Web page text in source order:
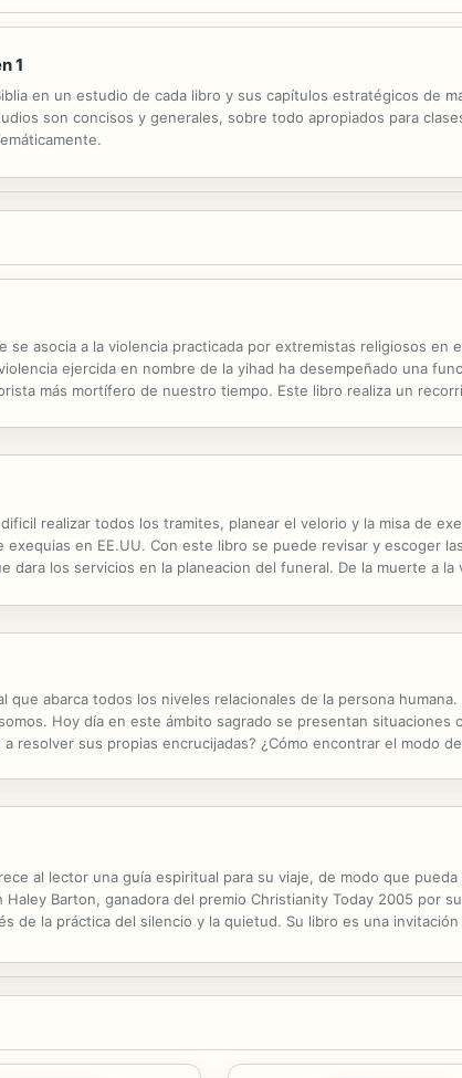
1
en un estudio de cada libro y sus capítulos estratégicos de
son concisos y generales, sobre todo apropiados para
se asocia a la violencia practicada por extremistas religiosos en
ejercida en nombre de la yihad ha desempeñado una
más mortífero de nuestro tiempo. Este libro realiza un
realizar todos los tramites, planear el velorio y la misa de
en EE.UU. Con este libro se puede revisar y escoger
dara los servicios en la planeacion del funeral. De la muerte a
que abarca todos los niveles relacionales de la persona
Hoy día en este ámbito sagrado se presentan situaciones
resolver sus propias encrucijadas? ¿Cómo encontrar el modo
al lector una guía espiritual para su viaje, de modo que
Barton, ganadora del premio Christianity Today 2005 por
de la práctica del silencio y la quietud. Su libro es una